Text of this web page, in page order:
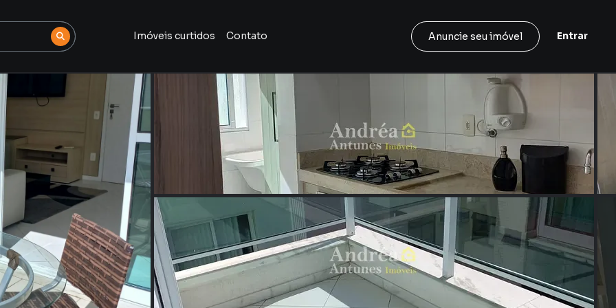
Imóveis curtidos Contato Anuncie seu imóvel Entrar